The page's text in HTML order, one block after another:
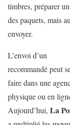
timbres, préparer
despaquets, mais
envoyer.
L’envoi d’un
recommandé peut
faire dans une
physique ou en
Aujourd’hui, La